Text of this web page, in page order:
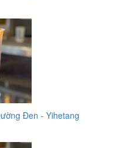
Đen - Yihetang